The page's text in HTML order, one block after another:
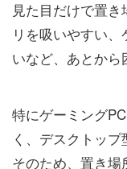
見た目だけで置
リを吸いやすい
いなど、あとから
特にゲーミング
く、デスクトップ
そのため、置き